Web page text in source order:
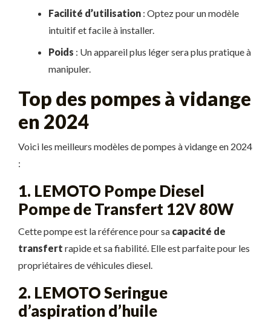
Facilité d’utilisation: Optez pour un modèle
intuitif et facile à installer.
Poids : Un appareil plus léger sera plus pratique à
manipuler.
Top des pompes à vidange
en 2024
Voici les meilleurs modèles de pompes à vidange en 2024
:
1. LEMOTO Pompe Diesel
Pompe de Transfert 12V 80W
Cette pompe est la référence pour sa capacité de
transfert rapide et sa fiabilité. Elle est parfaite pour les
propriétaires de véhicules diesel.
2. LEMOTO Seringue
d’aspiration d’huile